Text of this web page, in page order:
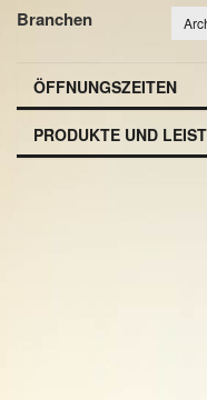
Branchen
ÖFFNUNGSZEITEN
PRODUKTE UND